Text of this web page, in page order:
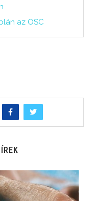
az OSC